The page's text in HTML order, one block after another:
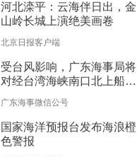
河北滦平：云海伴日出，金
山岭长城上演绝美画卷
北京日报客户端
受台风影响，广东海事局将
对经台湾海峡南口北上船舶
广东海事微信公号
国家海洋预报台发布海浪橙
色警报